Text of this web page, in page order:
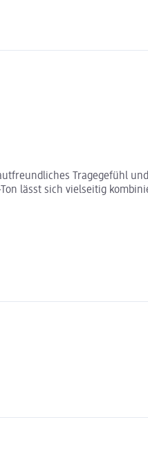
Tragegefühl
lässt sich vielseitig